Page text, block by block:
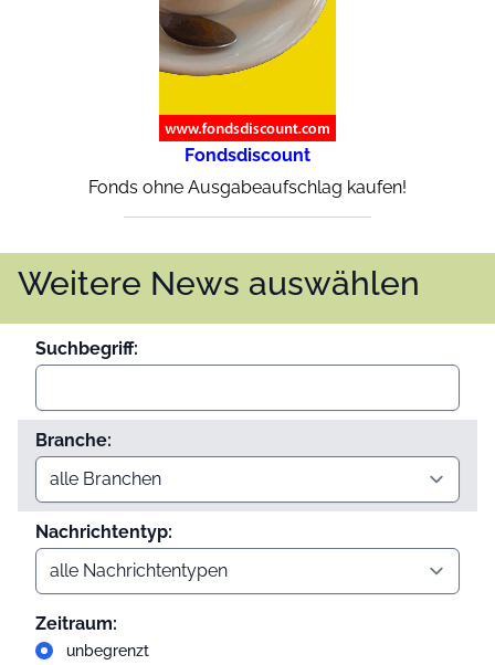
Fondsdiscount
Fonds ohne Ausgabeaufschlag kaufen!
Weitere News auswählen
Suchbegriff:
Branche:
Nachrichtentyp:
Zeitraum:
unbegrenzt